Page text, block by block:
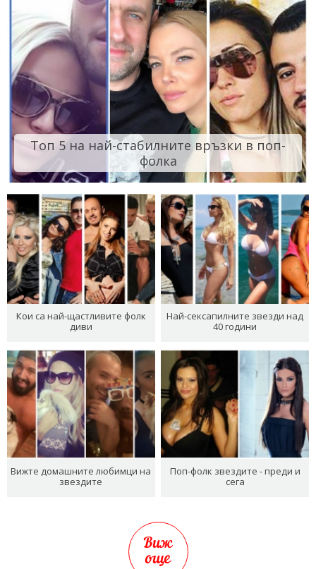
Топ 5 на най-стабилните връзки в поп-
фолка
Кои са най-щастливите фолк
диви
Най-сексапилните звезди над
40 години
Вижте домашните любимци на
звездите
Поп-фолк звездите - преди и
сега
Виж
още